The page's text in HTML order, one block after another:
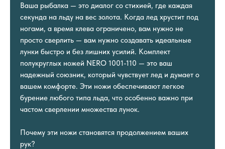
Ваша рыбалка — это диалог со стихией, где каждая
секунда на льду на вес золота. Когда лед хрустит под
ногами, а время клева ограничено, вам нужно не
просто сверлить — вам нужно создавать идеальные
лунки быстро и без лишних усилий. Комплект
полукруглых ножей NERO 1001-110 — это ваш
надежный союзник, который чувствует лед и думает о
вашем комфорте. Эти ножи обеспечивают легкое
бурение любого типа льда, что особенно важно при
частом сверлении множества лунок.
Почему эти ножи становятся продолжением ваших
рук?